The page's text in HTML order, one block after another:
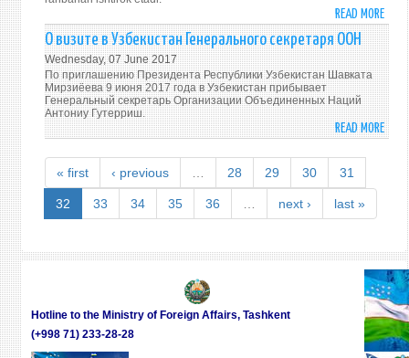
READ MORE
YIL
5-
IYUL
KUNI
О визите в Узбекистан Генерального секретаря ООН
Wednesday, 07 June 2017
По приглашению Президента Республики Узбекистан Шавката
Мирзиёева 9 июня 2017 года в Узбекистан прибывает
Генеральный секретарь Организации Объединенных Наций
Антониу Гутерриш.
READ MORE
ООН
« first ‹ previous 28 29 30 31
32 33 34 35 36 next › last »
Hotline to the Ministry of Foreign Affairs, Tashkent
(+998 71) 233-28-28